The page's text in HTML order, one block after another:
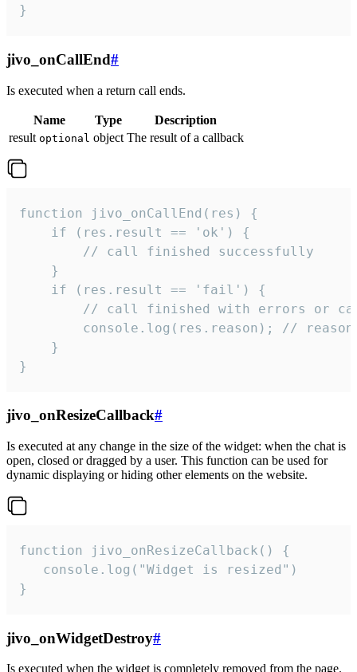
}
jivo_onCallEnd#
Is executed when a return call ends.
Name Type
Description
result optional object The result of a callback
function jivo_onCallEnd(res) {
    if (res.result == 'ok') {
        // call finished successfully
    }
    if (res.result == 'fail') {
// call finished with errors or
console.log(res.reason); //
    }
}
jivo_onResizeCallback#
Is executed at any change in the size of the widget: when the chat is
open, closed or dragged by a user. This function can be used for
dynamic displaying or hiding other elements on the website.
function jivo_onResizeCallback() {
   console.log("Widget is resized")
}
jivo_onWidgetDestroy#
Is executed when the widget is completely removed from the page.